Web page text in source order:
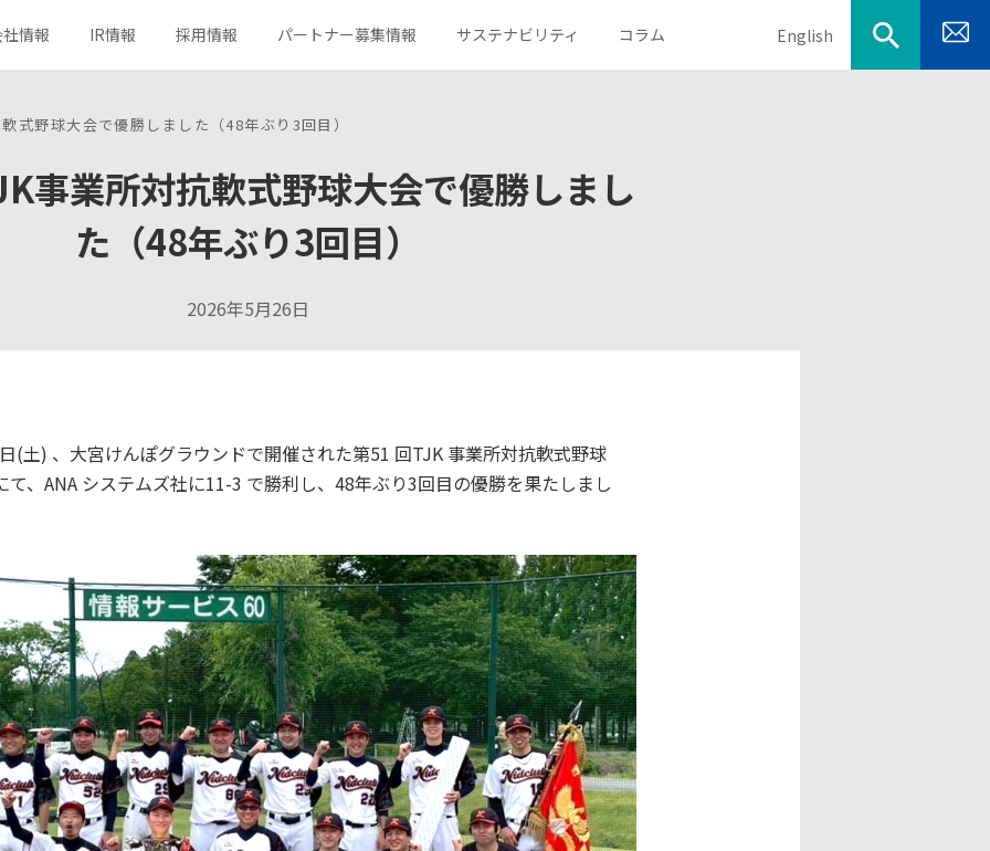
サービス一覧 分野から探す
目的から探す
新規事業への取り組み
情報
トップメッセージ コーポレートメッセージ
会社概要
所在地
IR情報
決算短信 有価証券報告書
決算説明資料
社長メッセージ
コーポレートガバナンス
株式メモ
お問い合わせ
採用情報
キャリア採用
パートナー募集情報 サステナビリティ
社会 ガバナンス
コラム English
式野球大会で優勝しました（48年ぶり3回目）
事業所対抗軟式野球大会で優勝しまし
た（48年ぶり3回目）
2026年5月26日
) 、大宮けんぽグラウンドで開催された第51 回TJK 事業所対抗軟式野球
て、ANA システムズ社に11-3 で勝利し、48年ぶり3回目の優勝を果たしまし